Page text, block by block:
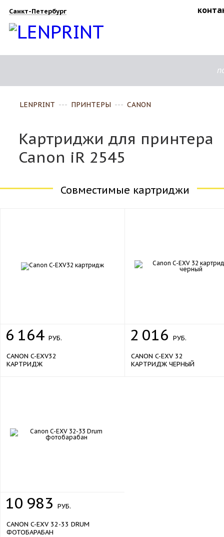
Санкт-Петербург
LENPRINT --- ПРИНТЕРЫ --- CANON
Картриджи для принтера
Canon iR 2545
Совместимые картриджи
6 164 РУБ.
CANON C-EXV32
КАРТРИДЖ
2 016 РУБ.
CANON C-EXV 32
КАРТРИДЖ ЧЕРНЫЙ
10 983 РУБ.
CANON C-EXV 32-33 DRUM
ФОТОБАРАБАН